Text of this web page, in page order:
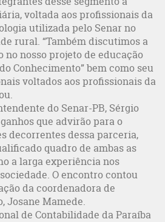
voltada aos profissionais da
utilizada pelo Senar no
rural. “Também discutimos a
no nosso projeto de educação
Conhecimento” bem como seu
voltados aos profissionais da
do Senar-PB, Sérgio
que advirão para o
decorrentes dessa parceria,
quadro de ambas as
a larga experiência nos
O encontro contou
da coordenadora de
Josane Mamede.
de Contabilidade da Paraíba